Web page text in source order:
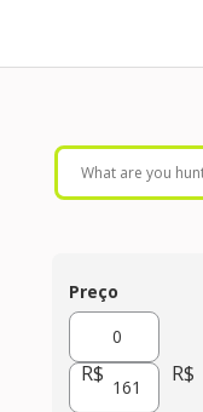
Preço
R$ R$